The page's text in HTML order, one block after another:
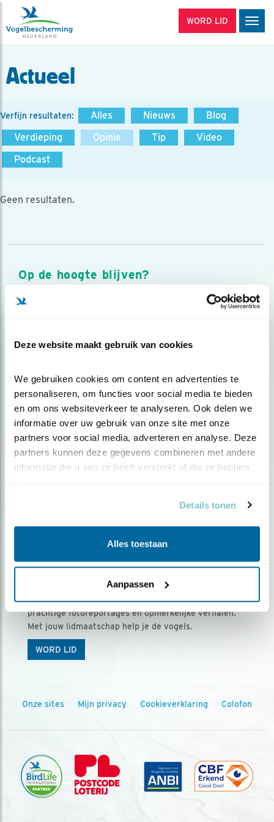
Deze website maakt gebruik van cookies
We gebruiken cookies om content en advertenties te
personaliseren, om functies voor social media te bieden
en om ons websiteverkeer te analyseren. Ook delen we
informatie over uw gebruik van onze site met onze
partners voor social media, adverteren en analyse. Deze
partners kunnen deze gegevens combineren met andere
informatie die u aan ze heeft verstrekt of die ze hebben
Details tonen
Alles toestaan
Aanpassen
WORD LID
Actueel
Verfijn resultaten: Alles Nieuws
Blog
Verdieping
Opinie Tip
Video
Podcast
Geen resultaten.
Op de hoogte blijven?
Meld je aan en ontvang nieuws, inspiratie, acties en tips
over vogels en activiteiten van Vogelbescherming.
Ontvang 5 x Vogels voor € 36,00 per jaar
Vogels is het tijdschrift voor onze leden, met
prachtige fotoreportages en opmerkelijke verhalen.
Met jouw lidmaatschap help je de vogels.
WORD LID
Onze sites Mijn privacy Cookieverklaring Colofon